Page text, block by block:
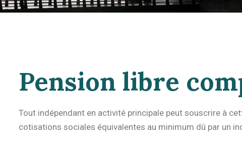
Pension libre
Tout indépendant en activité principale peut souscrire à
cotisations sociales équivalentes au minimum dû par un